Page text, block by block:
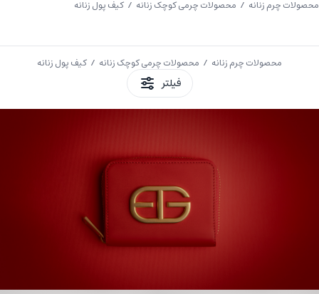
محصولات چرم زنانه / محصولات چرمی کوچک زنانه / کیف پول زنانه
محصولات چرم زنانه / محصولات چرمی کوچک زنانه / کیف پول زنانه
فیلتر